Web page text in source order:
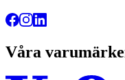
Våra